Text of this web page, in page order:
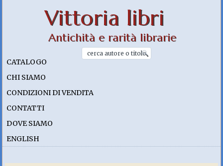
Vittoria libri
Antichità e rarità librarie
CATALOGO
CHI SIAMO
CONDIZIONI DI VENDITA
CONTATTI
DOVE SIAMO
ENGLISH